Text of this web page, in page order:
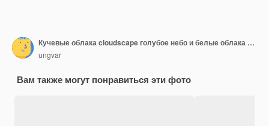
Кучевые облака cloudscape голубое небо и белые облака в солнечный день.
ungvar
Вам также могут понравиться эти фото